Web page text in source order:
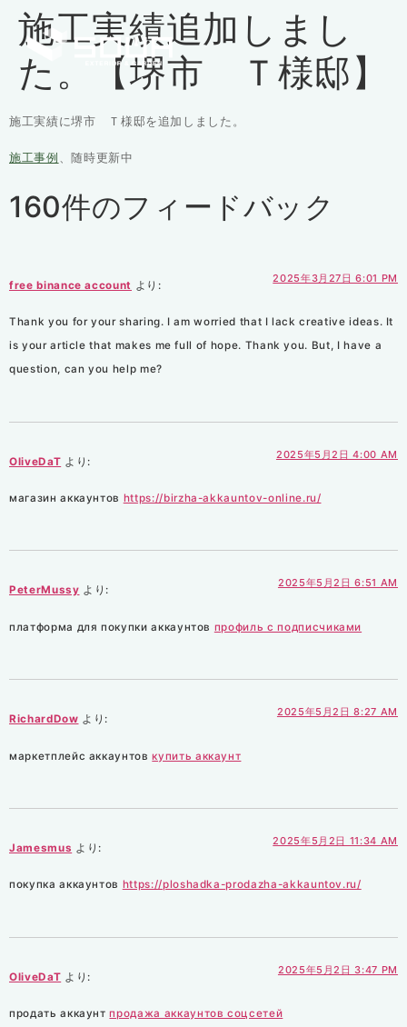
施工実績追加しまし
た。【堺市 Ｔ様邸】
施工実績に堺市 Ｔ様邸を追加しました。
施工事例、随時更新中
160件のフィードバック
free binance account より:
2025年3月27日 6:01 PM
Thank you for your sharing. I am worried that I lack creative ideas. It
is your article that makes me full of hope. Thank you. But, I have a
question, can you help me?
OliveDaT より:
2025年5月2日 4:00 AM
магазин аккаунтов https://birzha-akkauntov-online.ru/
PeterMussy より:
2025年5月2日 6:51 AM
платформа для покупки аккаунтов профиль с подписчиками
RichardDow より:
2025年5月2日 8:27 AM
маркетплейс аккаунтовкупить аккаунт
Jamesmus より:
2025年5月2日 11:34 AM
покупка аккаунтов https://ploshadka-prodazha-akkauntov.ru/
OliveDaT より:
2025年5月2日 3:47 PM
продать аккаунтпродажа аккаунтов соцсетей